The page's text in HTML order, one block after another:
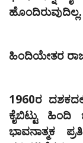
ಹೊಂದಿರುವುದಿಲ್ಲ.
ಹಿಂದಿಯೇತರ
1960ರ
ಕೈಬಿಟ್ಟು ಹಿಂದಿ
ಭಾವನಾತ್ಮಕ